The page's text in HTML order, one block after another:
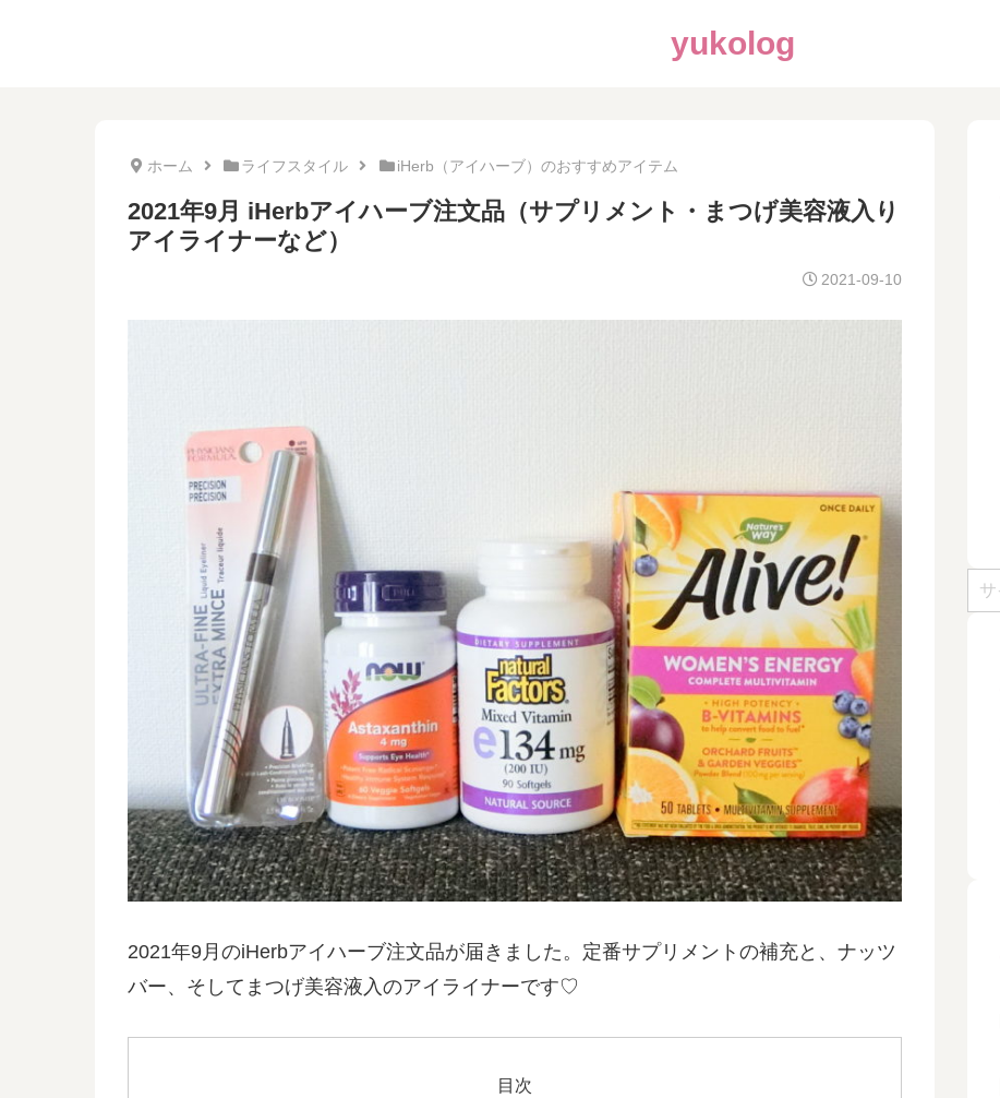
yukolog
ホーム ライフスタイル iHerb（アイハーブ）のおすすめアイテム
2021年9月 iHerbアイハーブ注文品（サプリメント・まつげ美容液入り
アイライナーなど）
2021-09-10
2021年9月のiHerbアイハーブ注文品が届きました。定番サプリメントの補充と、ナッツ
バー、そしてまつげ美容液入のアイライナーです♡
目次